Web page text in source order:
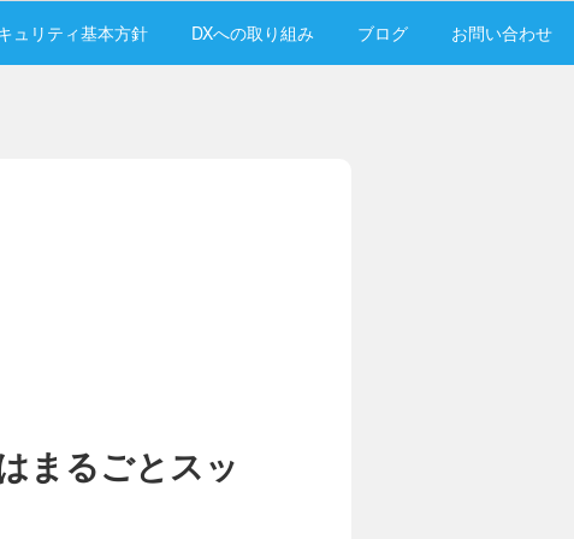
ュリティ基本方針 DXへの取り組み ブログ お問い合わせ
まるごとスッ